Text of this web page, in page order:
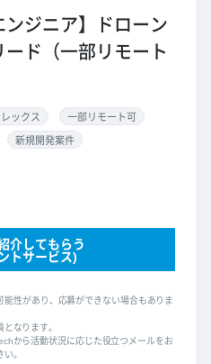
ンジニア】ドローン
ド（一部リモート
ックス 一部リモート可
新規開発案件
介してもらう
トサービス)
性があり、応募ができない場合もありま
なります。
から活動状況に応じた役立つメールをお
。